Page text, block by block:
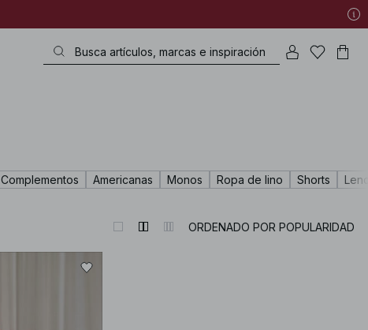
Complementos Americanas Monos Ropa de lino Shorts
ORDENADO POR POPULARIDAD